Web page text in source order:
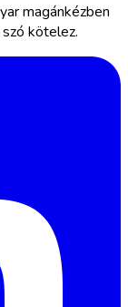
magánkézben
kötelez.